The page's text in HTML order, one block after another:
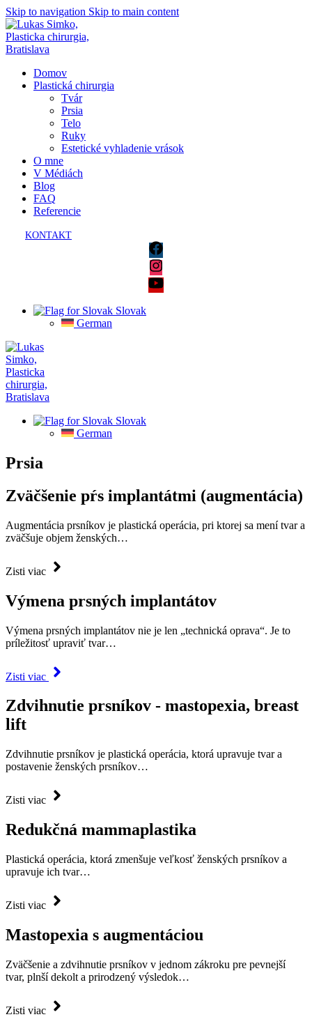
Skip to navigation Skip to main content
Domov
Plastická chirurgia
Tvár
Prsia
Telo
Ruky
Estetické vyhladenie vrások
O mne
V Médiách
Blog
FAQ
Referencie
KONTAKT
Slovak
German
Slovak
German
Prsia
Zväčšenie pŕs implantátmi (augmentácia)
Augmentácia prsníkov je plastická operácia, pri ktorej sa mení tvar a
zväčšuje objem ženských…
Zisti viac
Výmena prsných implantátov
Výmena prsných implantátov nie je len „technická oprava“. Je to
príležitosť upraviť tvar…
Zisti viac
Zdvihnutie prsníkov - mastopexia, breast
lift
Zdvihnutie prsníkov je plastická operácia, ktorá upravuje tvar a
postavenie ženských prsníkov…
Zisti viac
Redukčná mammaplastika
Plastická operácia, ktorá zmenšuje veľkosť ženských prsníkov a
upravuje ich tvar…
Zisti viac
Mastopexia s augmentáciou
Zväčšenie a zdvihnutie prsníkov v jednom zákroku pre pevnejší
tvar, plnší dekolt a prirodzený výsledok…
Zisti viac